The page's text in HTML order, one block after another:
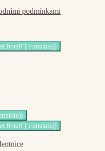
podmínkami